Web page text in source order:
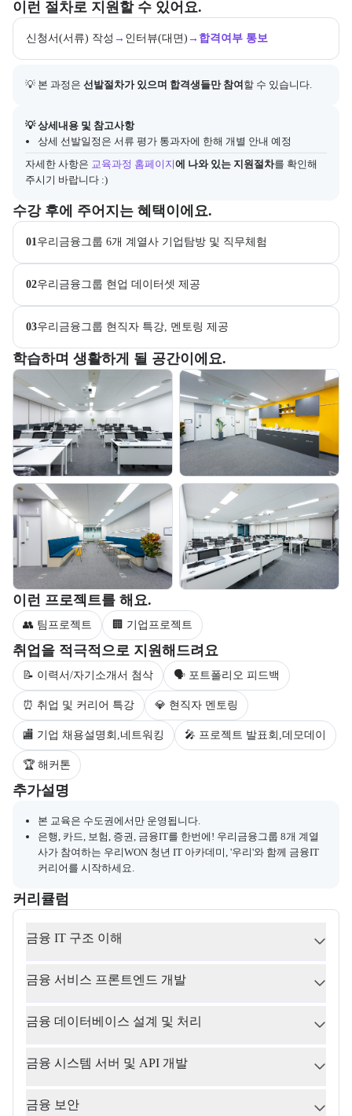
이런 절차로 지원할 수 있어요.
교육과정 지원 절차와 참여 조건, 상세 참고사항을 안내한다.
신청서(서류) 작성 → 인터뷰(대면) → 합격여부 통보
💡 본 과정은 선발절차가 있으며 합격생들만 참여 할 수 있습니다.
💡 상세내용 및 참고사항
아래에는 지원 절차의 상세 설명 및 참고 링크가 포함된다.
상세 선발일정은 서류 평가 통과자에 한해 개별 안내 예정
자세한 사항은 교육과정 홈페이지에 나와 있는 지원절차를 확인해
주시기 바랍니다 :)
수강 후에 주어지는 혜택이에요.
교육과정 수강 시 제공되는 혜택 목록을 안내한다.
01우리금융그룹 6개 계열사 기업탐방 및 직무체험
02우리금융그룹 현업 데이터셋 제공
03우리금융그룹 현직자 특강, 멘토링 제공
학습하며 생활하게 될 공간이에요.
부트캠프 교육 환경 사진을 목록으로 보여준다.
교육 환경 사진 목록
이런 프로젝트를 해요.
부트캠프 과정에서 진행하는 프로젝트 유형을 안내한다.
👥 팀프로젝트 🏢 기업프로젝트
취업을 적극적으로 지원해드려요
부트캠프 수강생을 대상으로 제공되는 취업 지원 서비스를 안내한다.
📝 이력서/자기소개서 첨삭 🗣 포트폴리오 피드백
⏰ 취업 및 커리어 특강 💎 현직자 멘토링
🏬 기업 채용설명회,네트워킹 🎤 프로젝트 발표회,데모데이
🏆 해커톤
추가설명
부트캠프와 관련된 추가 안내 및 참고 사항을 제공한다.
본 교육은 수도권에서만 운영됩니다.
은행, 카드, 보험, 증권, 금융IT를 한번에! 우리금융그룹 8개 계열
사가 참여하는 우리WON 청년 IT 아카데미, '우리'와 함께 금융IT
커리어를 시작하세요.
커리큘럼
교육과정의 커리큘럼 정보를 안내한다.
커리큘럼
금융 IT 구조 이해
금융 서비스 프론트엔드 개발
금융 데이터베이스 설계 및 처리
금융 시스템 서버 및 API 개발
금융 보안